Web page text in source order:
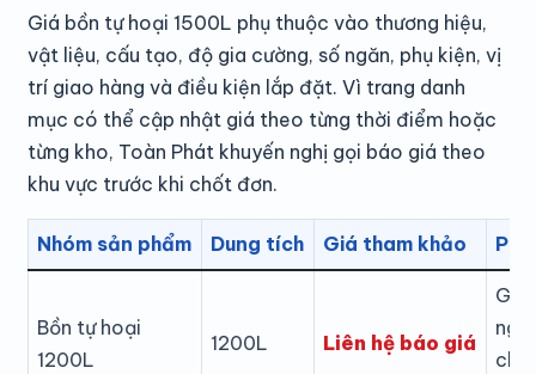
Giá bồn tự hoại 1500L phụ thuộc vào thương hiệu,
vật liệu, cấu tạo, độ gia cường, số ngăn, phụ kiện, vị
trí giao hàng và điều kiện lắp đặt. Vì trang danh
mục có thể cập nhật giá theo từng thời điểm hoặc
từng kho, Toàn Phát khuyến nghị gọi báo giá theo
khu vực trước khi chốt đơn.
Nhóm sản phẩm Dung tích Giá tham khảo
Bồn tự hoại
1200L
1200L Liên hệ báo giá
Gia
chờ